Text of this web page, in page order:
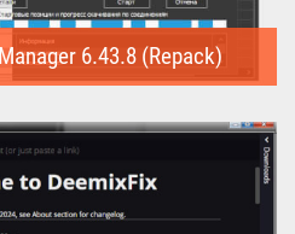
6.43.8 (Repack)
для...